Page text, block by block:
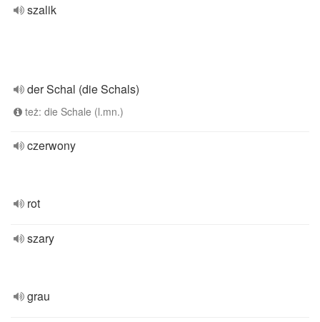
szalik
der Schal (die Schals)
też: die Schale (l.mn.)
czerwony
rot
szary
grau